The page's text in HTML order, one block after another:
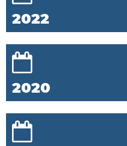
2022
2020